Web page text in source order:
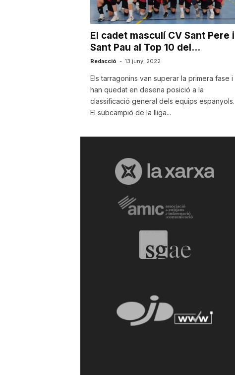
a
t
e
T
a
r
g
El cadet masculí CV Sant Pere i
Sant Pau al Top 10 del...
Redacció - 13 juny, 2022
Els tarragonins van superar la primera fase i
han quedat en desena posició a la
classificació general dels equips espanyols.
El subcampió de la lliga...